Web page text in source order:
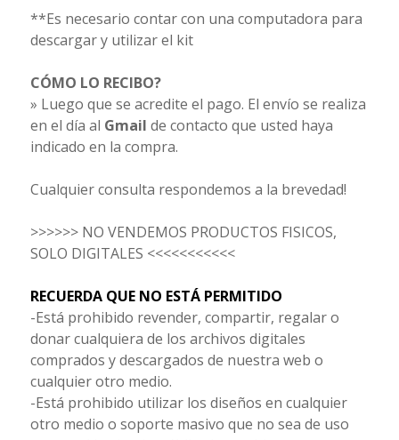
**Es necesario contar con una computadora para
descargar y utilizar el kit
CÓMO LO RECIBO?
» Luego que se acredite el pago. El envío se realiza
en el día al Gmail de contacto que usted haya
indicado en la compra.
Cualquier consulta respondemos a la brevedad!
>>>>>> NO VENDEMOS PRODUCTOS FISICOS,
SOLO DIGITALES <<<<<<<<<<<
RECUERDA QUE NO ESTÁ PERMITIDO
-Está prohibido revender, compartir, regalar o
donar cualquiera de los archivos digitales
comprados y descargados de nuestra web o
cualquier otro medio.
-Está prohibido utilizar los diseños en cualquier
otro medio o soporte masivo que no sea de uso